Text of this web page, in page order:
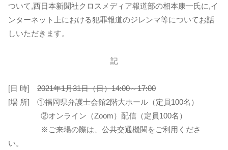
ついて,西日本新聞社クロスメディア報道部の相本康一氏に,イ
ンターネット上における犯罪報道のジレンマ等についてお話
しいただきます。
記
[日 時] 2021年1月31日（日）14:00～17:00
[場 所] ①福岡県弁護士会館2階大ホール（定員100名）
②オンライン（Zoom）配信（定員100名）
※ご来場の際は、公共交通機関をご利用くださ
い。